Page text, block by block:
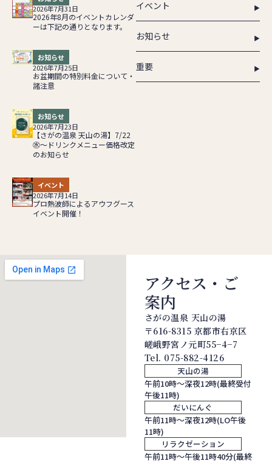
2026年7月31日
2026年8月のイベントカレンダ
ーは下記の通りとなります。
お知らせ
2026年7月25日
お盆期間の特別料金について・
諸注意
お知らせ
2026年7月23日
【さがの温泉 天山の湯】7/22
㊌～ドリンクメニュー価格改定
のお知らせ
イベント
2026年7月14日
プロ熱波師によるアウフグース
イベント開催！
イベント
お知らせ
重要
アクセス・ご
案内
さがの温泉 天山の湯
〒616-8315 京都市右京区
嵯峨野宮ノ元町55−4−7
Tel. 075-882-4126
天山の湯
午前10時～深夜12時(最終受付
午後11時)
だいにんぐ
午前11時～深夜12時(LO午後
11時)
リラクゼーション
午前11時～午後11時40分(最終